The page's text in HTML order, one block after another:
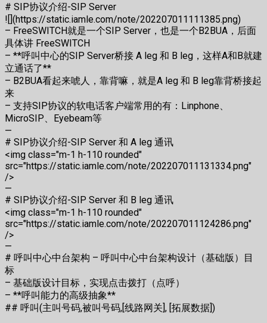
# SIP协议介绍-SIP Server
![](https://static.iamle.com/note/202207011111385.png)
– FreeSWITCH就是一个SIP Server，也是一个B2BUA，后面
具体讲 FreeSWITCH
– **呼叫中心的SIP Server桥接 A leg 和 B leg，这样A和B就建
立通话了**
– B2BUA看起来唬人，靠背嘛，就是A leg 和 B leg靠背桥接起
来
– 支持SIP协议的软电话客户端常用的有：Linphone、
MicroSIP、Eyebeam等
—
# SIP协议介绍-SIP Server 和 A leg 通讯
<img class="m-1 h-110 rounded"
src="https://static.iamle.com/note/202207011131334.png"
/>
—
# SIP协议介绍-SIP Server 和 B leg 通讯
<img class="m-1 h-110 rounded"
src="https://static.iamle.com/note/202207011124286.png"
/>
—
# 呼叫中心中台架构 – 呼叫中心中台架构设计（基础版）目
标
– 基础版设计目标，实现点击拨打（点呼）
– **呼叫能力的高级抽象**
## 呼叫(主叫号码,被叫号码,[线路网关], [拓展数据])